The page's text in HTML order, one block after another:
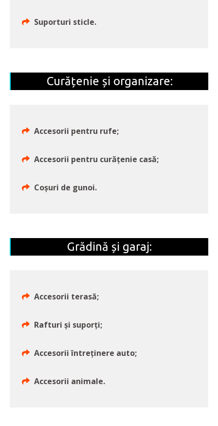
Suporturi sticle.
Curățenie și organizare:
Accesorii pentru rufe;
Accesorii pentru curățenie casă;
Coșuri de gunoi.
Grădină și garaj:
Accesorii terasă;
Rafturi și suporți;
Accesorii întreținere auto;
Accesorii animale.